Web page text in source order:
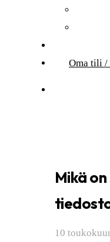
Oma tili /
Mikä
10